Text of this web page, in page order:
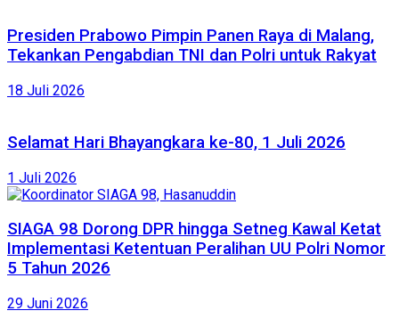
Presiden Prabowo Pimpin Panen Raya di Malang,
Tekankan Pengabdian TNI dan Polri untuk Rakyat
18 Juli 2026
Selamat Hari Bhayangkara ke-80, 1 Juli 2026
1 Juli 2026
SIAGA 98 Dorong DPR hingga Setneg Kawal Ketat
Implementasi Ketentuan Peralihan UU Polri Nomor
5 Tahun 2026
29 Juni 2026